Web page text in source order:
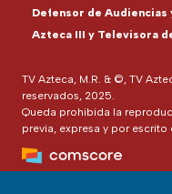
TV Azteca, M.R. & ©, TV
reservados, 2025.
Queda prohibida la
previa, expresa y por escrito
Defensor de
Azteca III y Televisora